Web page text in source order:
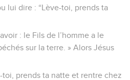
lui dire : “Lève-toi, prends ta
: le Fils de l’homme a le
sur la terre. » Alors Jésus
prends ta natte et rentre chez